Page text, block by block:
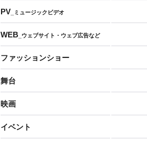
PV _ミュージックビデオ
WEB _ウェブサイト・ウェブ広告など
ファッションショー
舞台
映画
イベント